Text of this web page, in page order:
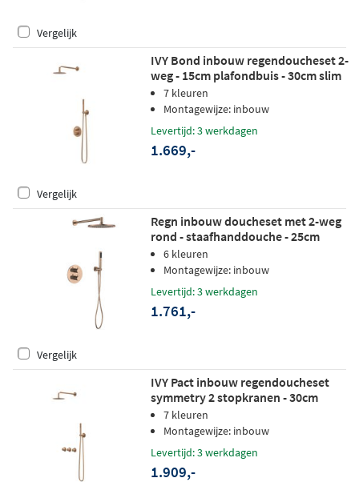
Vergelijk
IVY Bond inbouw regendoucheset 2-
weg - 15cm plafondbuis - 30cm slim
hoofddouche rond - wandhouder - 3-
standen handdouche - geborsteld
7 kleuren
Montagewijze: inbouw
Levertijd: 3 werkdagen
1.669,-
Vergelijk
Regn inbouw doucheset met 2-weg
rond - staafhanddouche - 25cm
hoofddouche - plafondbuis -
glijstang - geborsteld koper pvd
6 kleuren
Montagewijze: inbouw
Levertijd: 3 werkdagen
1.761,-
Vergelijk
IVY Pact inbouw regendoucheset
symmetry 2 stopkranen - 30cm
plafondbuis - 25cm slim
hoofddouche - wandhouder - satin
spray handdouche - geborsteld mat
koper pvd
7 kleuren
Montagewijze: inbouw
Levertijd: 3 werkdagen
1.909,-